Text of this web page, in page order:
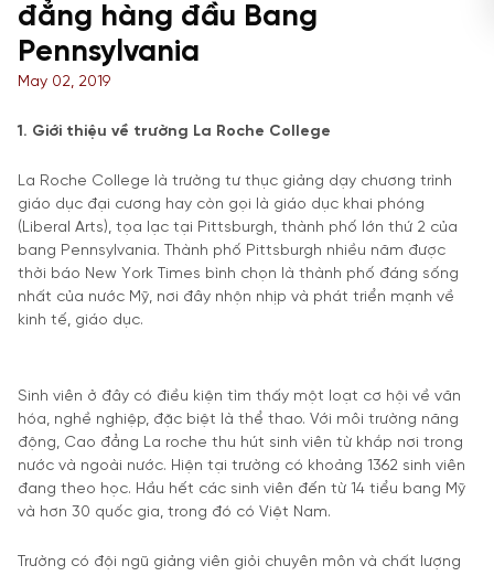
đẳng hàng đầu Bang
Pennsylvania
May 02, 2019
1. Giới thiệu về trường La Roche College
La Roche College là trường tư thục giảng dạy chương trình
giáo dục đại cương hay còn gọi là giáo dục khai phóng
(Liberal Arts), tọa lạc tại Pittsburgh, thành phố lớn thứ 2 của
bang Pennsylvania. Thành phố Pittsburgh nhiều năm được
thời báo New York Times bình chọn là thành phố đáng sống
nhất của nước Mỹ, nơi đây nhộn nhịp và phát triển mạnh về
kinh tế, giáo dục.
Sinh viên ở đây có điều kiện tìm thấy một loạt cơ hội về văn
hóa, nghề nghiệp, đặc biệt là thể thao. Với môi trường năng
động, Cao đẳng La roche thu hút sinh viên từ khắp nơi trong
nước và ngoài nước. Hiện tại trường có khoảng 1362 sinh viên
đang theo học. Hầu hết các sinh viên đến từ 14 tiểu bang Mỹ
và hơn 30 quốc gia, trong đó có Việt Nam.
Trường có đội ngũ giảng viên giỏi chuyên môn và chất lượng